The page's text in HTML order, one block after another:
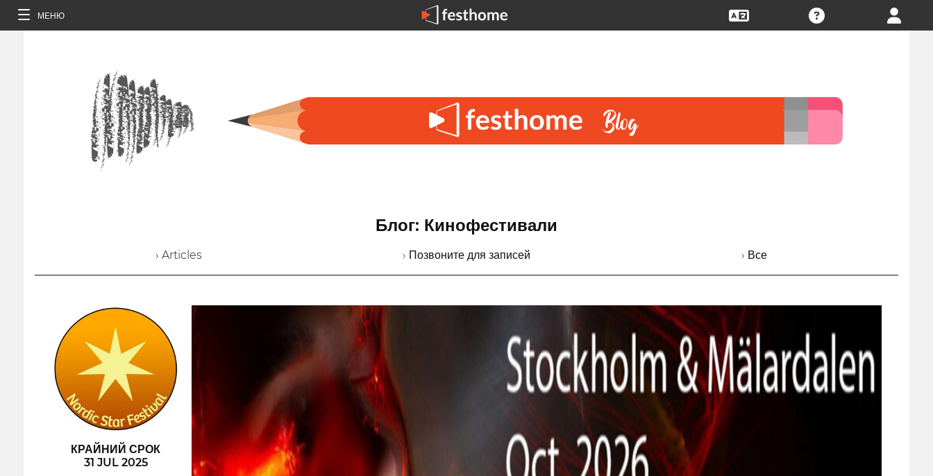
МЕНЮ
Блог: Кинофестивали
› Articles › Позвоните для записей › Все
КРАЙНИЙ СРОК
31 JUL 2025